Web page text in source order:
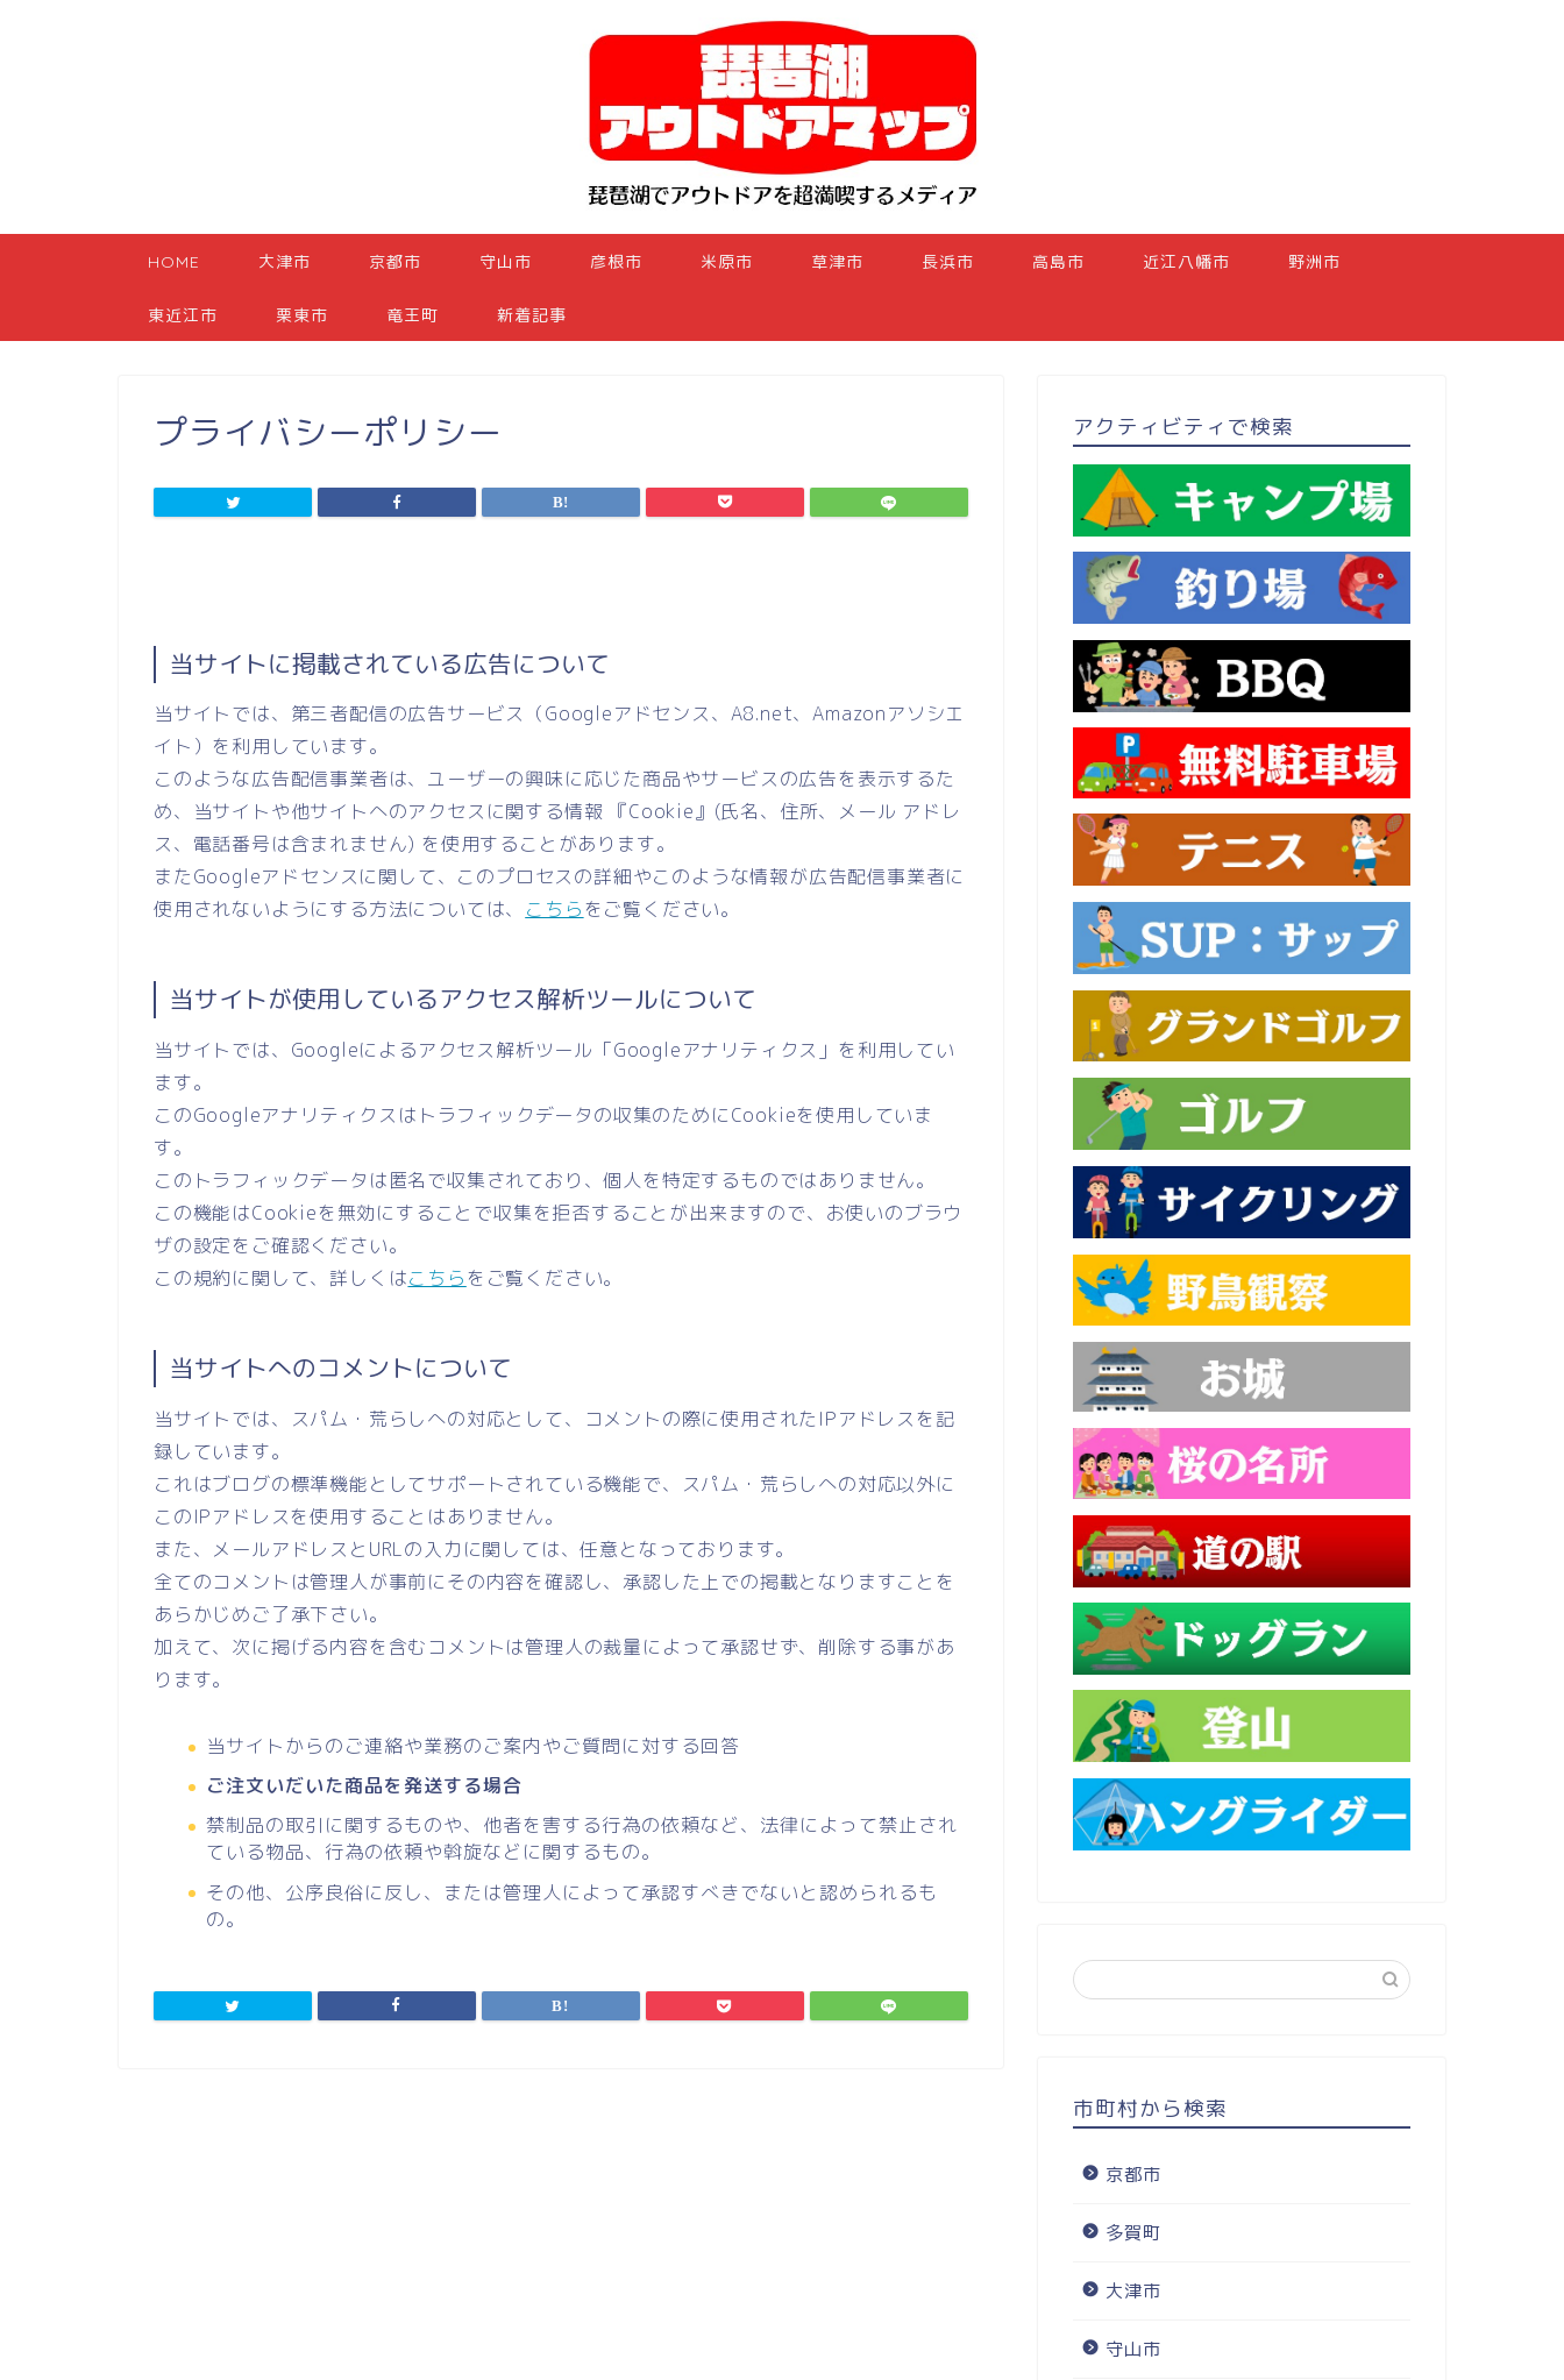
HOME 大津市 京都市 守山市 彦根市 米原市 草津市 長浜市 高島市 近江八幡市 野洲市
東近江市 栗東市 竜王町 新着記事
プライバシーポリシー
当サイトに掲載されている広告について
当サイトでは、第三者配信の広告サービス（Googleアドセンス、A8.net、Amazonアソシエ
イト）を利用しています。
このような広告配信事業者は、ユーザーの興味に応じた商品やサービスの広告を表示するた
め、当サイトや他サイトへのアクセスに関する情報 『Cookie』(氏名、住所、メール アドレ
ス、電話番号は含まれません) を使用することがあります。
またGoogleアドセンスに関して、このプロセスの詳細やこのような情報が広告配信事業者に
使用されないようにする方法については、 こちらをご覧ください。
当サイトが使用しているアクセス解析ツールについて
当サイトでは、Googleによるアクセス解析ツール「Googleアナリティクス」を利用してい
ます。
このGoogleアナリティクスはトラフィックデータの収集のためにCookieを使用していま
す。
このトラフィックデータは匿名で収集されており、個人を特定するものではありません。
この機能はCookieを無効にすることで収集を拒否することが出来ますので、お使いのブラウ
ザの設定をご確認ください。
この規約に関して、詳しくはこちらをご覧ください。
当サイトへのコメントについて
当サイトでは、スパム・荒らしへの対応として、コメントの際に使用されたIPアドレスを記
録しています。
これはブログの標準機能としてサポートされている機能で、スパム・荒らしへの対応以外に
このIPアドレスを使用することはありません。
また、メールアドレスとURLの入力に関しては、任意となっております。
全てのコメントは管理人が事前にその内容を確認し、承認した上での掲載となりますことを
あらかじめご了承下さい。
加えて、次に掲げる内容を含むコメントは管理人の裁量によって承認せず、削除する事があ
ります。
当サイトからのご連絡や業務のご案内やご質問に対する回答
ご注文いだいた商品を発送する場合
禁制品の取引に関するものや、他者を害する行為の依頼など、法律によって禁止され
ている物品、行為の依頼や斡旋などに関するもの。
その他、公序良俗に反し、または管理人によって承認すべきでないと認められるも
の。
アクティビティで検索
市町村から検索
京都市
多賀町
大津市
守山市